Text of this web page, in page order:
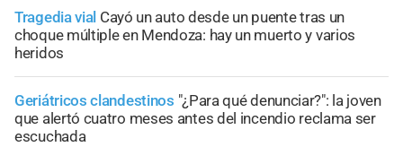
Tragedia vial Cayó un auto desde un puente tras un
choque múltiple en Mendoza: hay un muerto y varios
heridos
Geriátricos clandestinos "¿Para qué denunciar?": la joven
que alertó cuatro meses antes del incendio reclama ser
escuchada